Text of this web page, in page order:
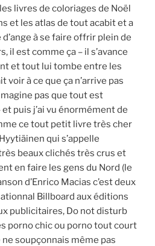
livres de coloriages de Noël
et les atlas de tout acabit et a
à se faire offrir plein de
il est comme ça – il s’avance
et tout lui tombe entre les
voir à ce que ça n’arrive pas
pas que tout est
puis j’ai vu énormément de
ce tout petit livre très cher
qui s’appelle
beaux clichés très crus et
en faire les gens du Nord (le
d’Enrico Macias c’est deux
Billboard aux éditions
publicitaires, Do not disturb
porno chic ou porno tout court
soupçonnais même pas